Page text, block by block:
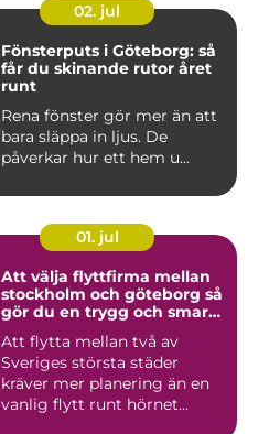
02. jul
Fönsterputs i Göteborg: så
får du skinande rutor året
runt
Rena fönster gör mer än att
bara släppa in ljus. De
påverkar hur ett hem u...
01. jul
Att välja flyttfirma mellan
stockholm och göteborg så
gör du en trygg och smart
Att flytta mellan två av
Sveriges största städer
kräver mer planering än en
vanlig flytt runt hörnet...